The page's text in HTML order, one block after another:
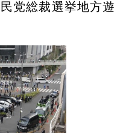
党総裁選挙地方遊